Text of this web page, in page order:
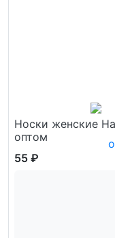
Носки женские
оптом
55 ₽